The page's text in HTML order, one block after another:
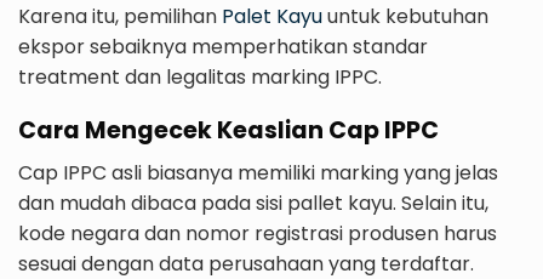
Karena itu, pemilihan Palet Kayuuntuk kebutuhan
ekspor sebaiknya memperhatikan standar
treatment dan legalitas marking IPPC.
Cara Mengecek Keaslian Cap IPPC
Cap IPPC asli biasanya memiliki marking yang jelas
dan mudah dibaca pada sisi pallet kayu. Selain itu,
kode negara dan nomor registrasi produsen harus
sesuai dengan data perusahaan yang terdaftar.